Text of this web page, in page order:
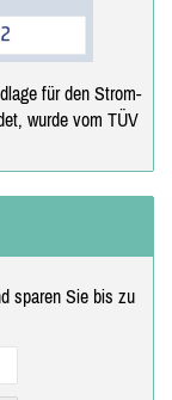
für den Strom-
wurde vom TÜV
sparen Sie bis zu